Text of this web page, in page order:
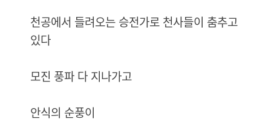
천공에서 들려오는 승전가로 천사들이 춤추고
있다
모진 풍파 다 지나가고
안식의 순풍이